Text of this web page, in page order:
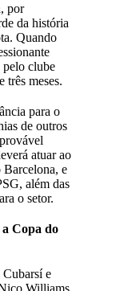
por
da história
Quando
pelo clube
três meses.
para o
de outros
atuar ao
Barcelona, e
além das
o setor.
Copa do
e
Williams,